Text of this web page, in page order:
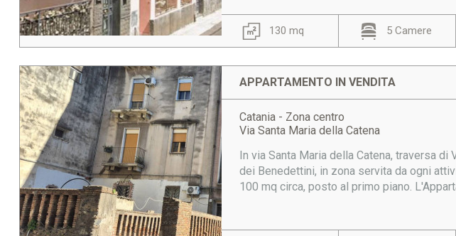
130 mq 5 Camere
APPARTAMENTO IN VENDITA
Catania - Zona centro
Via Santa Maria della Catena
In via Santa Maria della Catena, traversa
dei Benedettini, in zona servita da ogni
100 mq circa, posto al primo piano.